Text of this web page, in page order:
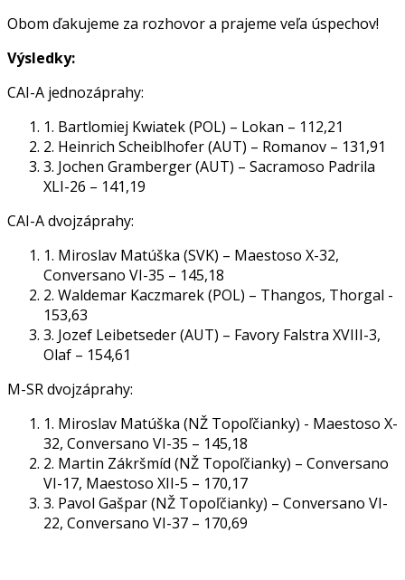
Obom ďakujeme za rozhovor a prajeme veľa úspechov!
Výsledky:
CAI-A jednozáprahy:
1. Bartlomiej Kwiatek (POL) – Lokan – 112,21
2. Heinrich Scheiblhofer (AUT) – Romanov – 131,91
3. Jochen Gramberger (AUT) – Sacramoso Padrila
XLI-26 – 141,19
CAI-A dvojzáprahy:
1. Miroslav Matúška (SVK) – Maestoso X-32,
Conversano VI-35 – 145,18
2. Waldemar Kaczmarek (POL) – Thangos, Thorgal -
153,63
3. Jozef Leibetseder (AUT) – Favory Falstra XVIII-3,
Olaf – 154,61
M-SR dvojzáprahy:
1. Miroslav Matúška (NŽ Topoľčianky) - Maestoso X-
32, Conversano VI-35 – 145,18
2. Martin Zákršmíd (NŽ Topoľčianky) – Conversano
VI-17, Maestoso XII-5 – 170,17
3. Pavol Gašpar (NŽ Topoľčianky) – Conversano VI-
22, Conversano VI-37 – 170,69